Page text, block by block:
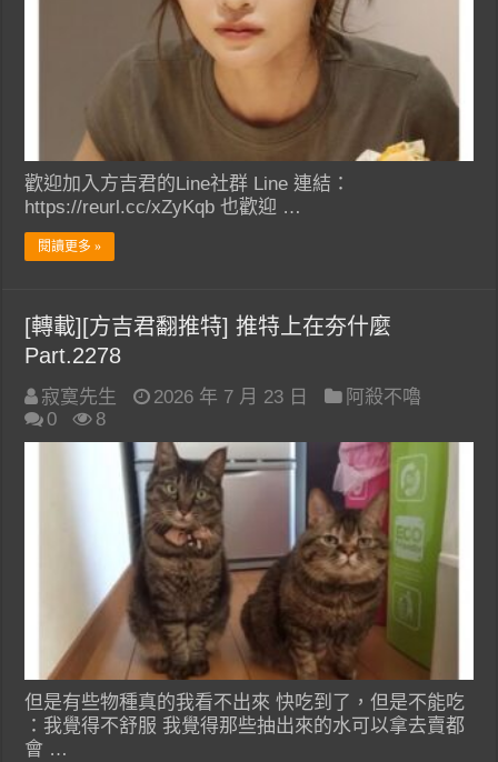
歡迎加入方吉君的Line社群 Line 連結：
https://reurl.cc/xZyKqb 也歡迎 …
閱讀更多 »
[轉載][方吉君翻推特] 推特上在夯什麼
Part.2278
寂寞先生 2026 年 7 月 23 日
阿殺不嚕
0
8
但是有些物種真的我看不出來 快吃到了，但是不能吃
：我覺得不舒服 我覺得那些抽出來的水可以拿去賣都
會 …